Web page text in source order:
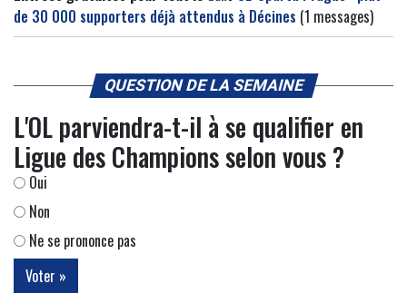
de 30 000 supporters déjà attendus à Décines (1 messages)
QUESTION DE LA SEMAINE
L'OL parviendra-t-il à se qualifier en
Ligue des Champions selon vous ?
Oui
Non
Ne se prononce pas